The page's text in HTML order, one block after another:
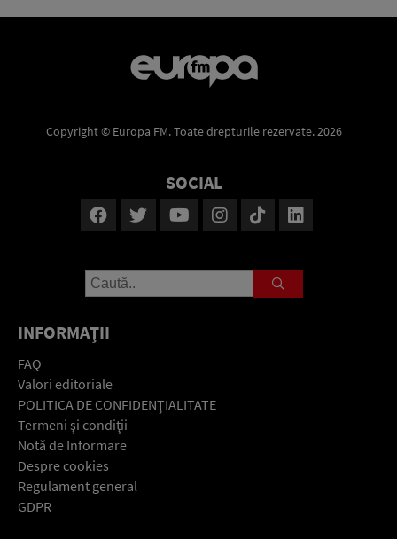
Copyright © Europa FM. Toate drepturile rezervate. 2026
SOCIAL
INFORMAŢII
FAQ
Valori editoriale
POLITICA DE CONFIDENŢIALITATE
Termeni şi condiţii
Notă de Informare
Despre cookies
Regulament general
GDPR